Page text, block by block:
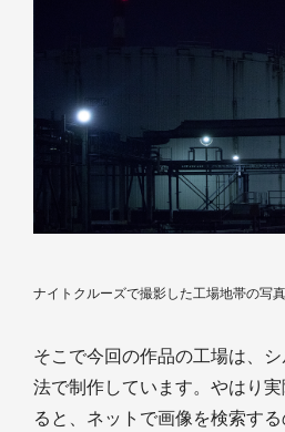
ナイトクルーズで撮影した工場地帯の写
そこで今回の作品の工場は、
法で制作しています。やはり
ると、ネットで画像を検索す